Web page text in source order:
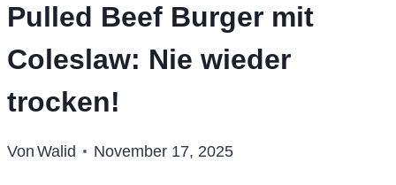
Pulled Beef Burger mit
Coleslaw: Nie wieder
trocken!
Von Walid November 17, 2025